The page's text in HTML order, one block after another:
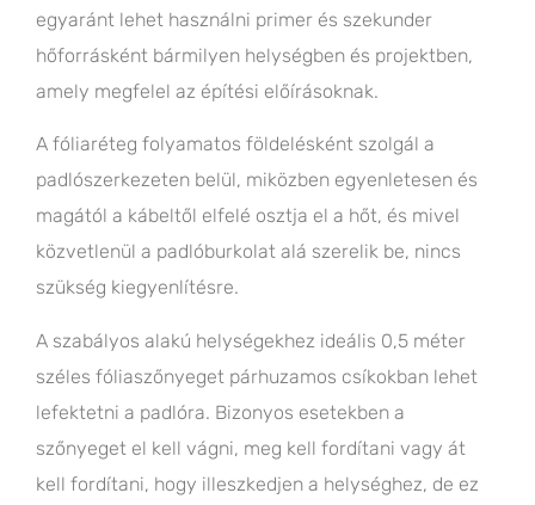
egyaránt lehet használni primer és szekunder
hőforrásként bármilyen helységben és projektben,
amely megfelel az építési előírásoknak.
A fóliaréteg folyamatos földelésként szolgál a
padlószerkezeten belül, miközben egyenletesen és
magától a kábeltől elfelé osztja el a hőt, és mivel
közvetlenül a padlóburkolat alá szerelik be, nincs
szükség kiegyenlítésre.
A szabályos alakú helységekhez ideális 0,5 méter
széles fóliaszőnyeget párhuzamos csíkokban lehet
lefektetni a padlóra. Bizonyos esetekben a
szőnyeget el kell vágni, meg kell fordítani vagy át
kell fordítani, hogy illeszkedjen a helységhez, de ez